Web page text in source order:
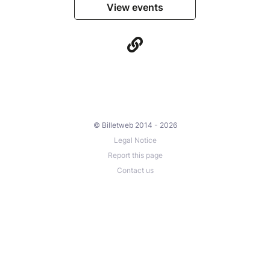
View events
© Billetweb 2014 - 2026
Legal Notice
Report this page
Contact us